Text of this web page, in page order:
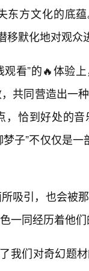
方文化的底
默化地对观众
观看”的🔥体验
共同营造出一
恰到好处的
子”不仅仅是一
吸引，也会被
一同经历着他们
我们对奇幻题